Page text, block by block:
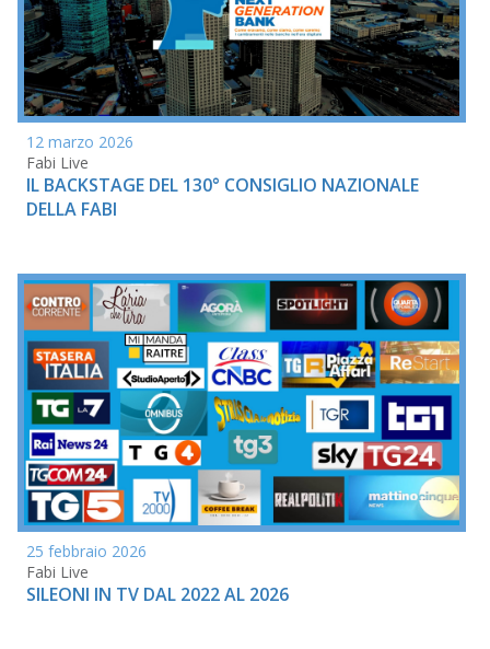
12 marzo 2026
Fabi Live
IL BACKSTAGE DEL 130° CONSIGLIO NAZIONALE
DELLA FABI
25 febbraio 2026
Fabi Live
SILEONI IN TV DAL 2022 AL 2026